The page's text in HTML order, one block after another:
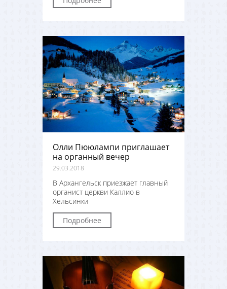
Олли Пююлампи приглашает
на органный вечер
29.03.2018
В Архангельск приезжает главный
органист церкви Каллио в
Хельсинки
Подробнее